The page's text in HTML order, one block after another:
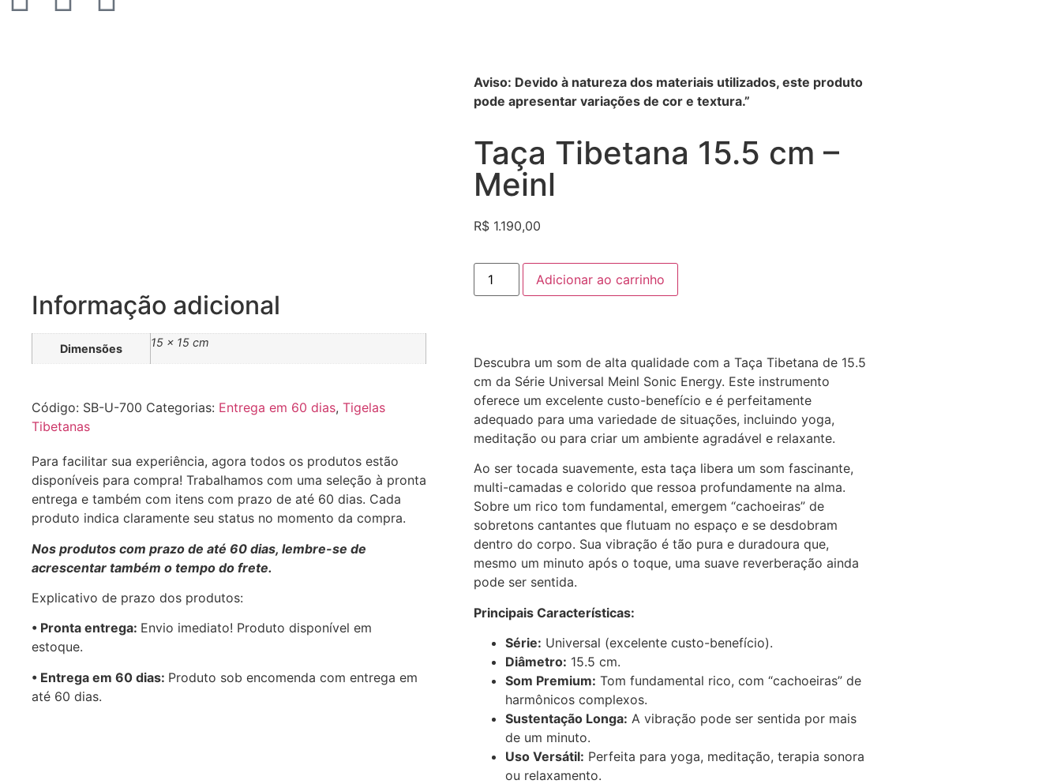
Informação adicional
Dimensões 15 × 15 cm
Código: SB-U-700 Categorias: Entrega em 60 dias, Tigelas
Tibetanas
Para facilitar sua experiência, agora todos os produtos estão
disponíveis para compra! Trabalhamos com uma seleção à pronta
entrega e também com itens com prazo de até 60 dias. Cada
produto indica claramente seu status no momento da compra.
Nos produtos com prazo de até 60 dias, lembre-se de
acrescentar também o tempo do frete.
Explicativo de prazo dos produtos:
•⁠ ⁠Pronta entrega: Envio imediato! Produto disponível em
estoque.
•⁠ Entrega em 60 dias: Produto sob encomenda com entrega em
até 60 dias.
Aviso: Devido à natureza dos materiais utilizados, este produto
pode apresentar variações de cor e textura.”
Taça Tibetana 15.5 cm –
Meinl
R$ 1.190,00
Adicionar ao carrinho
Descubra um som de alta qualidade com a Taça Tibetana de 15.5
cm da Série Universal Meinl Sonic Energy. Este instrumento
oferece um excelente custo-benefício e é perfeitamente
adequado para uma variedade de situações, incluindo yoga,
meditação ou para criar um ambiente agradável e relaxante.
Ao ser tocada suavemente, esta taça libera um som fascinante,
multi-camadas e colorido que ressoa profundamente na alma.
Sobre um rico tom fundamental, emergem “cachoeiras” de
sobretons cantantes que flutuam no espaço e se desdobram
dentro do corpo. Sua vibração é tão pura e duradoura que,
mesmo um minuto após o toque, uma suave reverberação ainda
pode ser sentida.
Principais Características:
Série: Universal (excelente custo-benefício).
Diâmetro: 15.5 cm.
Som Premium: Tom fundamental rico, com “cachoeiras” de
harmônicos complexos.
Sustentação Longa: A vibração pode ser sentida por mais
de um minuto.
Uso Versátil: Perfeita para yoga, meditação, terapia sonora
ou relaxamento.